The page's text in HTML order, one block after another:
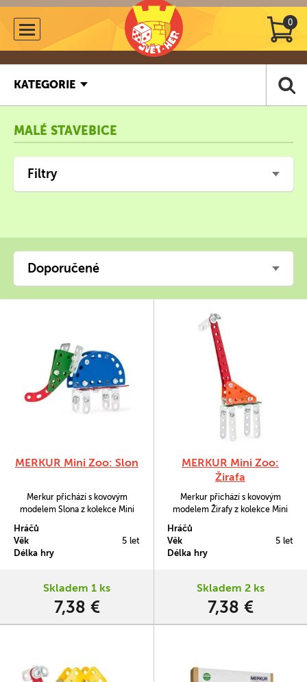
0
KATEGORIE
MALÉ STAVEBICE
Filtry
Doporučené
MERKUR Mini Zoo: Slon
Merkur přichází s kovovým
modelem Slona z kolekce Mini
V balení najdete podrobný návod,
Merkur sadu nářadí a unikátní
Merkur díly. Merkur díly jsou
jakékoli modifikaci a nápadu.
podle přiloženého návodu…
Hráčů
Věk
5 let
Délka hry
Skladem 1 ks
7,38 €
MERKUR Mini Zoo:
Žirafa
Merkur přichází s kovovým
modelem Žirafy z kolekce Mini
V balení najdete podrobný návod,
Merkur sadu nářadí a unikátní
Merkur díly. Merkur díly jsou
jakékoli modifikaci a nápadu.
podle přiloženého návodu…
Hráčů
Věk
5 let
Délka hry
Skladem 2 ks
7,38 €